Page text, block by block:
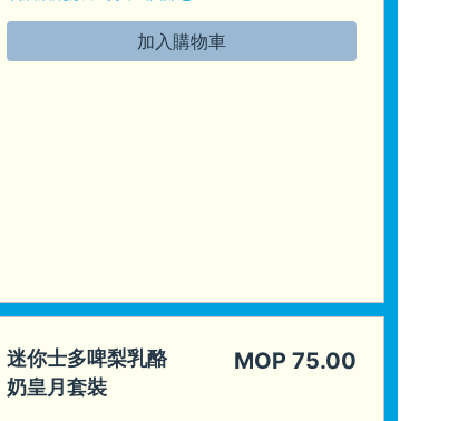
鐵盒大小: 7.5 X 7.5 X 4(厘米)
加入購物車
迷你士多啤梨乳酪
奶皇月套裝
MOP 75.00